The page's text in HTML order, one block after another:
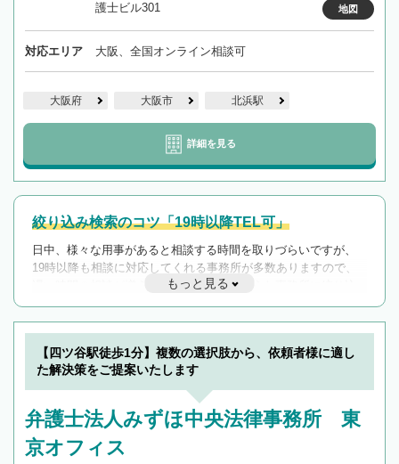
護士ビル301
地図
対応エリア 大阪、全国オンライン相談可
大阪府 大阪市 北浜駅
詳細を見る
絞り込み検索のコツ「19時以降TEL可」
日中、様々な用事があると相談する時間を取りづらいですが、
19時以降も相談に対応してくれる事務所が多数ありますので、
遅い時間の相談が増えそうな場合はそのような事務所に絞り込
んで検索してみましょう。
19時以降TEL可の条件
を加えて再検索
もっと見る
【四ツ谷駅徒歩1分】複数の選択肢から、依頼者様に適し
た解決策をご提案いたします
弁護士法人みずほ中央法律事務所 東
京オフィス